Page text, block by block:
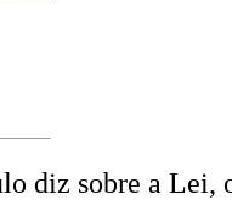
diz sobre a